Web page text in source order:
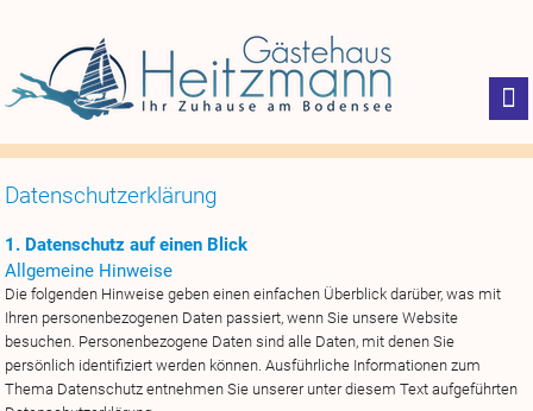
Datenschutzerklärung
1. Datenschutz auf einen Blick
Allgemeine Hinweise
Die folgenden Hinweise geben einen einfachen Überblick darüber, was mit
Ihren personenbezogenen Daten passiert, wenn Sie unsere Website
besuchen. Personenbezogene Daten sind alle Daten, mit denen Sie
persönlich identifiziert werden können. Ausführliche Informationen zum
Thema Datenschutz entnehmen Sie unserer unter diesem Text aufgeführten